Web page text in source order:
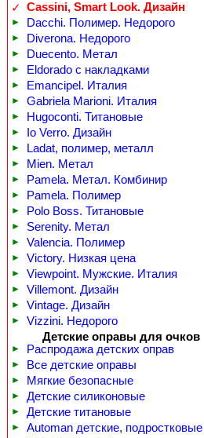
✓
Cassini, Smart Look. Дизайн
► Dacchi. Полимер. Недорого
► Diverona. Недорого
► Duecento. Метал
► Eldorado с накладками
► Emancipel. Италия
► Gabriela Marioni. Италия
► Hugoconti. Титановые
► Io Verro. Дизайн
► Ladat, полимер, металл
► Mien. Метал
► Pamela. Метал. Комбинир
► Pamela. Полимер
► Polo Boss. Титановые
► Serenity. Метал
► Valencia. Полимер
► Victory. Низкая цена
► Viewpoint. Мужские. Италия
► Villemont. Дизайн
► Vintage. Дизайн
►
Vizzini. Недорого
Детские оправы для очков
► Распродажа детских оправ
► Все детские оправы
► Мягкие безопасные
► Детские силиконовые
► Детские титановые
► Automan детские, подростковые